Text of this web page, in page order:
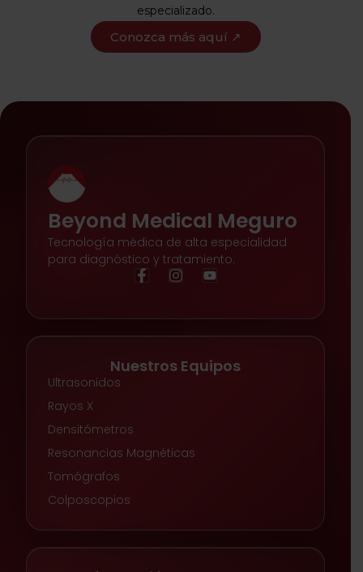
especializado.
Conozca más aquí ↗
Beyond Medical Meguro
Tecnología médica de alta especialidad
para diagnóstico y tratamiento.
Nuestros Equipos
Ultrasonidos
Rayos X
Densitómetros
Resonancias Magnéticas
Tomógrafos
Colposcopios